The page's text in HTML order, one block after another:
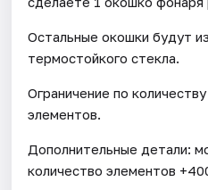
Остальные окошки будут
термостойкого стекла.
Ограничение по
элементов.
Дополнительные детали:
количество элементов